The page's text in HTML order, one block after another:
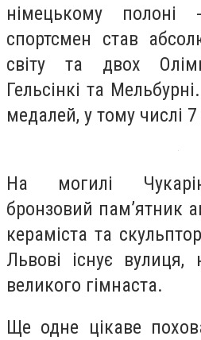
німецькому
спортсмен став
світу та двох
Гельсінкі та
медалей, у тому числі
На могилі
бронзовий пам’ятник
кераміста та
Львові існує вулиця,
великого гімнаста.
Ще одне цікаве